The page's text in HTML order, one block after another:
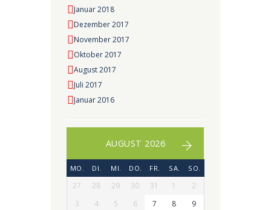
Januar 2018
Dezember 2017
November 2017
Oktober 2017
August 2017
Juli 2017
Januar 2016
AUGUST 2026
MO. DI. MI. DO. FR. SA. SO.
27 28 29 30 31 1
2
3
4 5 6 7 8
9